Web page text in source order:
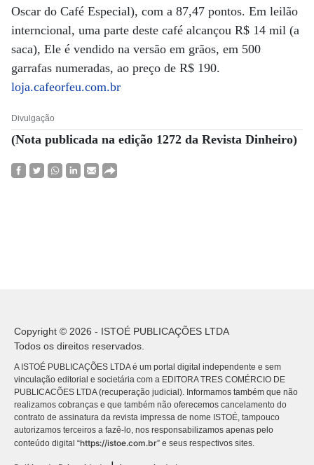
Oscar do Café Especial), com a 87,47 pontos. Em leilão
interncional, uma parte deste café alcançou R$ 14 mil (a
saca), Ele é vendido na versão em grãos, em 500
garrafas numeradas, ao preço de R$ 190.
loja.cafeorfeu.com.br
Divulgação
(Nota publicada na edição 1272 da Revista Dinheiro)
Copyright © 2026 - ISTOÉ PUBLICAÇÕES LTDA
Todos os direitos reservados.
A ISTOÉ PUBLICAÇÕES LTDA é um portal digital independente e sem
vinculação editorial e societária com a EDITORA TRES COMÉRCIO DE
PUBLICACÕES LTDA (recuperação judicial). Informamos também que não
realizamos cobranças e que também não oferecemos cancelamento do
contrato de assinatura da revista impressa de nome ISTOÉ, tampouco
autorizamos terceiros a fazê-lo, nos responsabilizamos apenas pelo
conteúdo digital “https://istoe.com.br” e seus respectivos sites.